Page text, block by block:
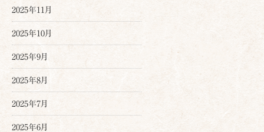
2025年11月
2025年10月
2025年9月
2025年8月
2025年7月
2025年6月